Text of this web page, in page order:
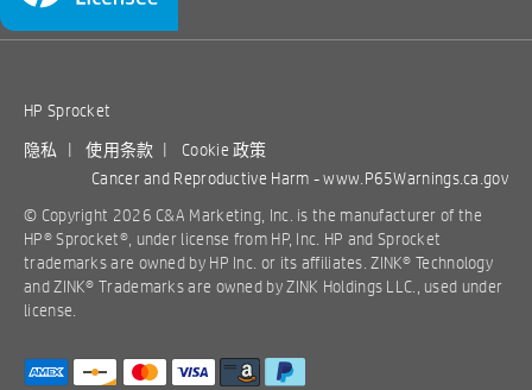
HP Sprocket
隐私
| 使用条款 |
Cookie 政策
Cancer and Reproductive Harm -www.P65Warnings.ca.gov
© Copyright 2026 C&A Marketing, Inc. is the manufacturer of the
HP® Sprocket®, under license from HP, Inc. HP and Sprocket
trademarks are owned by HP Inc. or its affiliates. ZINK® Technology
and ZINK® Trademarks are owned by ZINK Holdings LLC., used under
license.